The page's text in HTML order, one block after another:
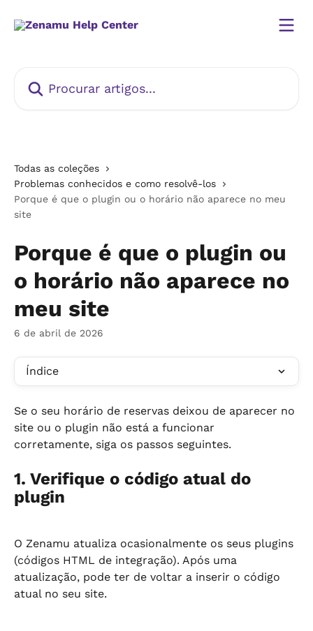
Todas as coleções
Problemas conhecidos e como resolvê-los
Porque é que o plugin ou o horário não aparece no meu
site
Porque é que o plugin ou
o horário não aparece no
meu site
6 de abril de 2026
Índice
Se o seu horário de reservas deixou de aparecer no
site ou o plugin não está a funcionar
corretamente, siga os passos seguintes.
1. Verifique o código atual do
plugin
O Zenamu atualiza ocasionalmente os seus plugins
(códigos HTML de integração). Após uma
atualização, pode ter de voltar a inserir o código
atual no seu site.